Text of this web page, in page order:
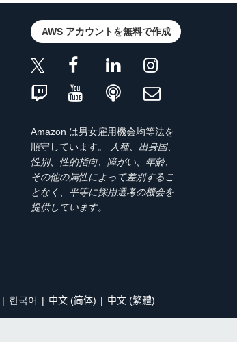
AWS アカウントを無料で作成
Amazon は男女雇用機会均等法を
順守しています。
人種、出身国、
性別、性的指向、障がい、年齢、
その他の属性によって差別するこ
となく、平等に採用選考の機会を
提供しています。
한국어 中文 (简体) 中文 (繁體)